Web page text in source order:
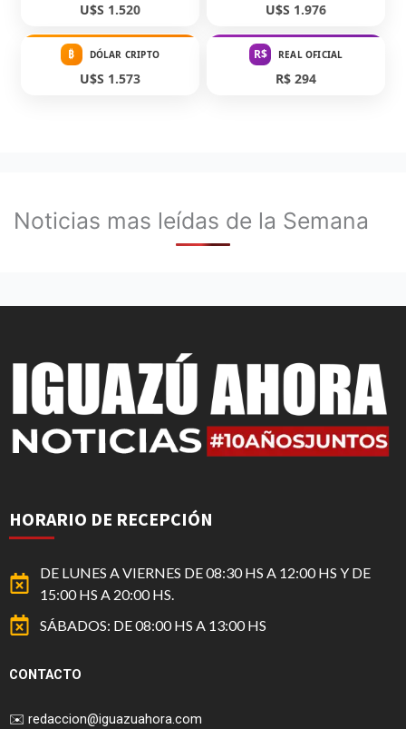
U$S 1.520 U$S 1.976
₿ DÓLAR CRIPTO
U$S 1.573
R$ REAL OFICIAL
R$ 294
Noticias mas leídas de la Semana
HORARIO DE RECEPCIÓN
DE LUNES A VIERNES DE 08:30 HS A 12:00 HS Y DE
15:00 HS A 20:00 HS.
SÁBADOS: DE 08:00 HS A 13:00 HS
CONTACTO
✉️ redaccion@iguazuahora.com